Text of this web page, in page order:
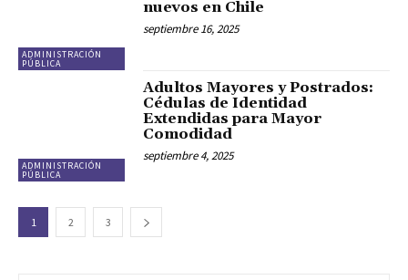
ADMINISTRACIÓN
PÚBLICA
nuevos en Chile
septiembre 16, 2025
ADMINISTRACIÓN
PÚBLICA
Adultos Mayores y Postrados:
Cédulas de Identidad
Extendidas para Mayor
Comodidad
septiembre 4, 2025
1 2 3